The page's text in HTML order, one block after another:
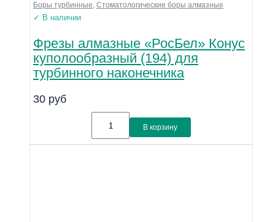
Боры турбинные, Стоматологические боры алмазные
✓ В наличии
Фрезы алмазные «РосБел» Конус
куполообразный (194) для
турбинного наконечника
30 руб
В корзину